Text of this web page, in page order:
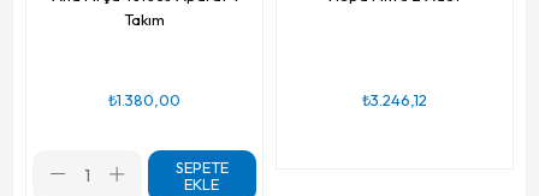
Takım
₺1.380,00
SEPETE
EKLE
₺3.246,12